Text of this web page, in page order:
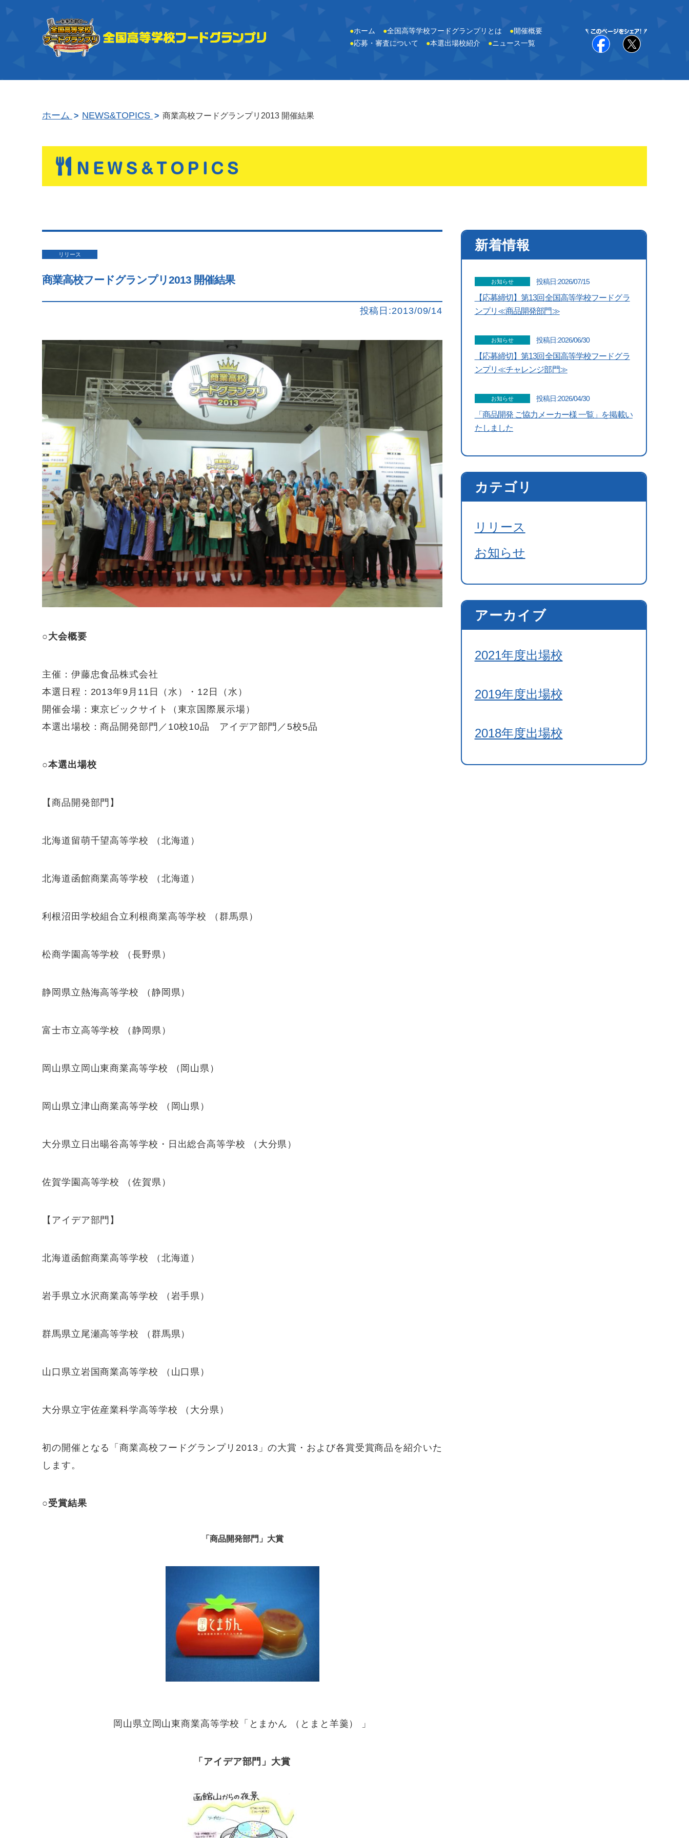
●ホーム ●全国高等学校フードグランプリとは ●開催概要
●応募・審査について ●本選出場校紹介 ●ニュース一覧
ホーム NEWS&TOPICS 商業高校フードグランプリ2013 開催結果
リリース
商業高校フードグランプリ2013 開催結果
投稿日:2013/09/14
○大会概要
主催：伊藤忠食品株式会社
本選日程：2013年9月11日（水）・12日（水）
開催会場：東京ビックサイト（東京国際展示場）
本選出場校：商品開発部門／10校10品 アイデア部門／5校5品
○本選出場校
【商品開発部門】
北海道留萌千望高等学校 （北海道）
北海道函館商業高等学校 （北海道）
利根沼田学校組合立利根商業高等学校 （群馬県）
松商学園高等学校 （長野県）
静岡県立熱海高等学校 （静岡県）
富士市立高等学校 （静岡県）
岡山県立岡山東商業高等学校 （岡山県）
岡山県立津山商業高等学校 （岡山県）
大分県立日出暘谷高等学校・日出総合高等学校 （大分県）
佐賀学園高等学校 （佐賀県）
【アイデア部門】
北海道函館商業高等学校 （北海道）
岩手県立水沢商業高等学校 （岩手県）
群馬県立尾瀬高等学校 （群馬県）
山口県立岩国商業高等学校 （山口県）
大分県立宇佐産業科学高等学校 （大分県）
初の開催となる「商業高校フードグランプリ2013」の大賞・および各賞受賞商品を紹介いた
します。
○受賞結果
「商品開発部門」大賞
岡山県立岡山東商業高等学校「とまかん （とまと羊羹） 」
「アイデア部門」大賞
新着情報
お知らせ 投稿日:2026/07/15
【応募締切】第13回全国高等学校フードグラ
ンプリ≪商品開発部門≫
お知らせ 投稿日:2026/06/30
【応募締切】第13回全国高等学校フードグラ
ンプリ≪チャレンジ部門≫
お知らせ 投稿日:2026/04/30
「商品開発 ご協力メーカー様 一覧」を掲載い
たしました
カテゴリ
リリース
お知らせ
アーカイブ
2021年度出場校
2019年度出場校
2018年度出場校